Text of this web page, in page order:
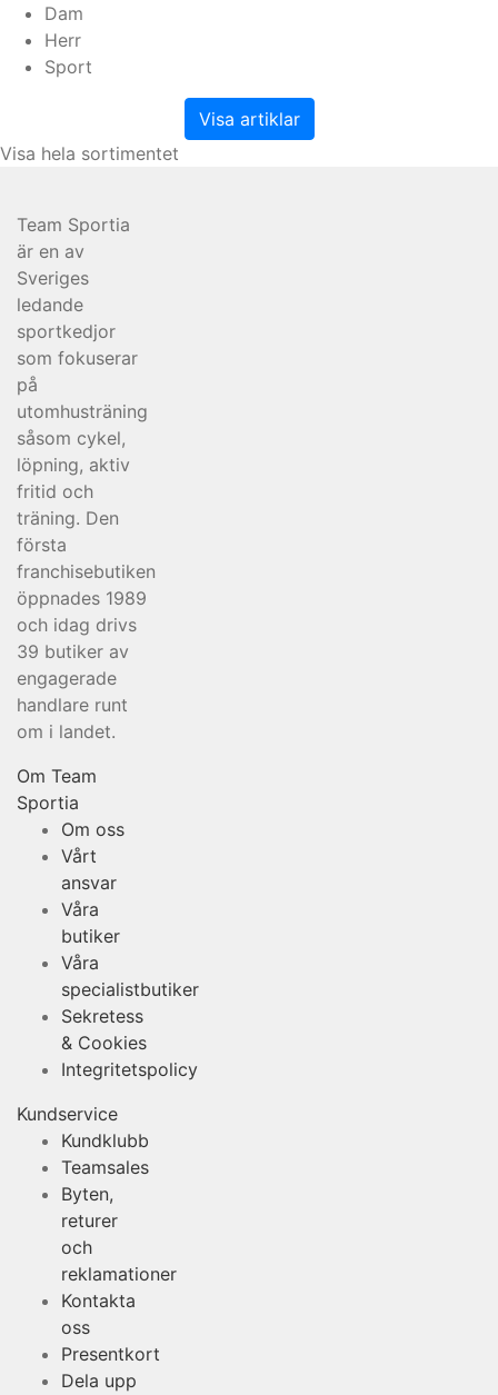
Dam
Herr
Sport
Visa artiklar
Visa hela sortimentet
Team Sportia
är en av
Sveriges
ledande
sportkedjor
som fokuserar
på
utomhusträning
såsom cykel,
löpning, aktiv
fritid och
träning. Den
första
franchisebutiken
öppnades 1989
och idag drivs
39 butiker av
engagerade
handlare runt
om i landet.
Om Team
Sportia
Om oss
Vårt
ansvar
Våra
butiker
Våra
specialistbutiker
Sekretess
& Cookies
Integritetspolicy
Kundservice
Kundklubb
Teamsales
Byten,
returer
och
reklamationer
Kontakta
oss
Presentkort
Dela upp